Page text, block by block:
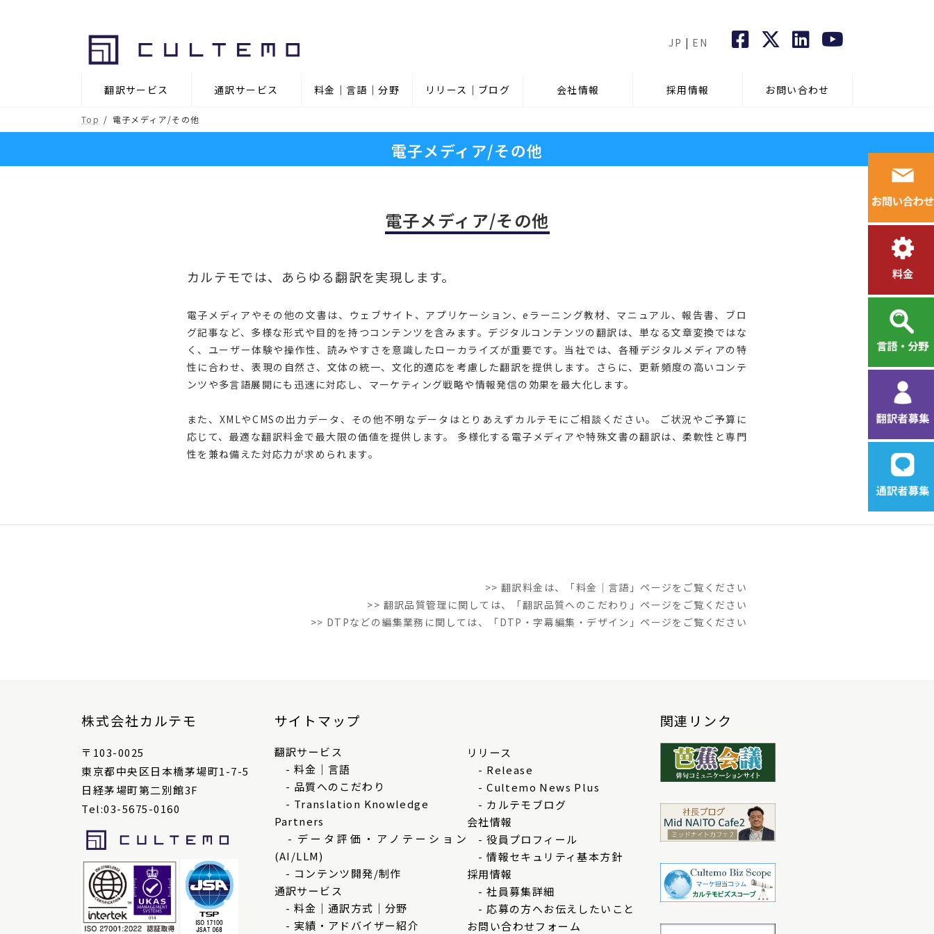
キ
プ
に
動
JP | EN
翻訳サービス 通訳サービス 料金｜言語｜分野 リリース｜ブログ 会社情報 採用情報 お問い合わせ
Top 電子メディア/その他
電子メディア/その他
電子メディア/その他
カルテモでは、あらゆる翻訳を実現します。
電子メディアやその他の文書は、ウェブサイト、アプリケーション、eラーニング教材、マニュアル、報告書、ブロ
グ記事など、多様な形式や目的を持つコンテンツを含みます。デジタルコンテンツの翻訳は、単なる文章変換ではな
く、ユーザー体験や操作性、読みやすさを意識したローカライズが重要です。当社では、各種デジタルメディアの特
性に合わせ、表現の自然さ、文体の統一、文化的適応を考慮した翻訳を提供します。さらに、更新頻度の高いコンテ
ンツや多言語展開にも迅速に対応し、マーケティング戦略や情報発信の効果を最大化します。
また、XMLやCMSの出力データ、その他不明なデータはとりあえずカルテモにご相談ください。 ご状況やご予算に
応じて、最適な翻訳料金で最大限の価値を提供します。 多様化する電子メディアや特殊文書の翻訳は、柔軟性と専門
性を兼ね備えた対応力が求められます。
>> 翻訳料金は、「料金｜言語」ページをご覧ください
>> 翻訳品質管理に関しては、「翻訳品質へのこだわり」ページをご覧ください
>> DTPなどの編集業務に関しては、「DTP・字幕編集・デザイン」ページをご覧ください
株式会社カルテモ
〒103-0025
東京都中央区日本橋茅場町1-7-5
日経茅場町第二別館3F
Tel:03-5675-0160
サイトマップ
翻訳サービス
- 料金｜言語
- 品質へのこだわり
- Translation Knowledge
Partners
- データ評価・アノテーション
(AI/LLM)
- コンテンツ開発/制作
通訳サービス
- 料金｜通訳方式｜分野
- 実績・アドバイザー紹介
リリース
- Release
- Cultemo News Plus
- カルテモブログ
会社情報
- 役員プロフィール
- 情報セキュリティ基本方針
採用情報
- 社員募集詳細
- 応募の方へお伝えしたいこと
お問い合わせフォーム
関連リンク